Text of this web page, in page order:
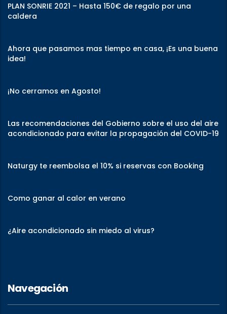
PLAN SONRIE 2021 – Hasta 150€ de regalo por una
caldera
Ahora que pasamos mas tiempo en casa, ¡Es una buena
idea!
¡No cerramos en Agosto!
Las recomendaciones del Gobierno sobre el uso del aire
acondicionado para evitar la propagación del COVID-19
Naturgy te reembolsa el 10% si reservas con Booking
Como ganar al calor en verano
¿Aire acondicionado sin miedo al virus?
Navegación